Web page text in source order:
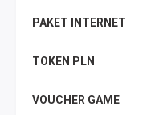
PAKET INTERNET
TOKEN PLN
VOUCHER GAME